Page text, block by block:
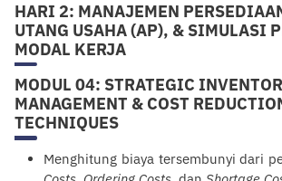
HARI 2: MANAJEMEN
UTANG USAHA (AP), & SIMULASI
MODAL KERJA
MODUL 04: STRATEGIC
MANAGEMENT & COST
TECHNIQUES
Menghitung biaya tersembunyi dari